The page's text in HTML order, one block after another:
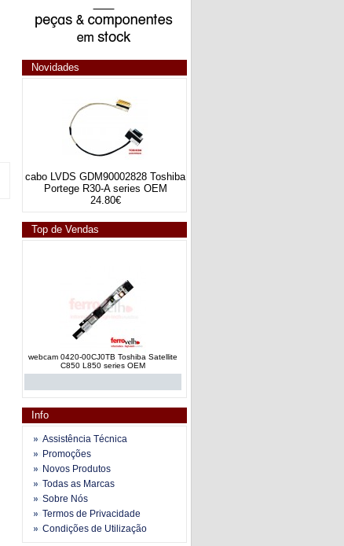
Novidades
cabo LVDS GDM90002828 Toshiba
Portege R30-A series OEM
24.80€
Top de Vendas
C850 L850 series OEM
webcam CNF9055_A1 Toshiba Satellite
A660 P750 series OEM origina
Info
Assistência Técnica
Promoções
Novos Produtos
Todas as Marcas
Sobre Nós
Termos de Privacidade
Condições de Utilização